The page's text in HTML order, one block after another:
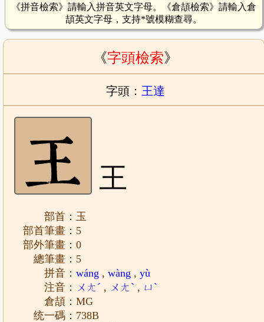
《拼音檢索》請輸入拼音英文字母。《倉頡檢索》請輸入倉
頡英文字母，支持*號模糊查尋。
《字頭檢索》
字頭： 王達
王
部首：玉
部首筆畫：5
部外筆畫：0
總筆畫：5
拼音：wáng ,wàng ,yù
注音： ㄨㄤˊ , ㄨㄤˋ , ㄩˋ
倉頡：MG
统一碼：738B